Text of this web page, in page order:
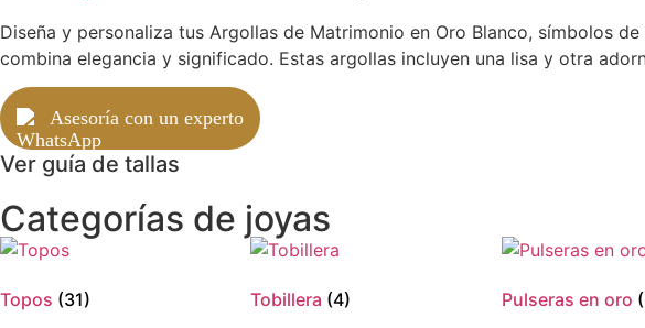
Diseña y personaliza tus Argollas de Matrimonio en Oro Blanco, símbolos
combina elegancia y significado. Estas argollas incluyen una lisa y otra
Asesoría con un experto
Ver guía de tallas
Categorías de joyas
Topos (31) Tobillera (4) Pulseras en oro